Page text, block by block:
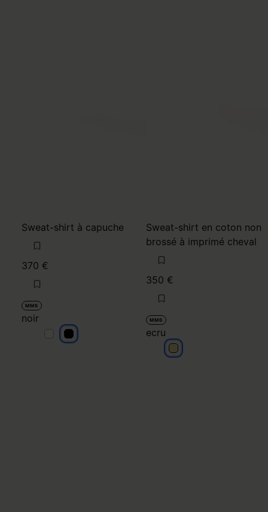
Sweat-shirt à capuche
370 €
MM6
noir
noir noir
Sweat-shirt en coton non
brossé à imprimé cheval
350 €
MM6
ecru
ecru